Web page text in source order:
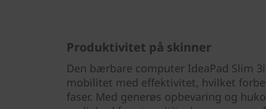
Produktivitet på skinner
Den bærbare computer IdeaPad Slim
mobilitet med effektivitet, hvilket
faser. Med generøs opbevaring og